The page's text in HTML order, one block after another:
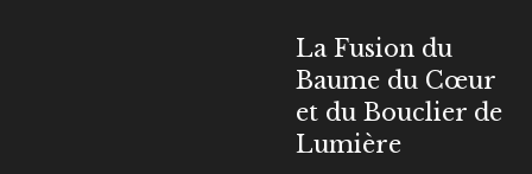
La Fusion du
Baume du Cœur
et du Bouclier de
Lumière